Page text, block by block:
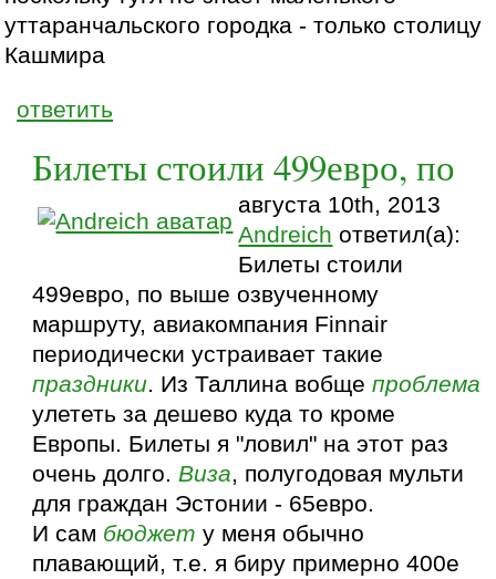
уттаранчальского городка - только столицу
Кашмира
ответить
Билеты стоили 499евро, по
августа 10th, 2013
Andreich ответил(а):
Билеты стоили
499евро, по выше озвученному
маршруту, авиакомпания Finnair
периодически устраивает такие
праздники. Из Таллина вобщепроблема
улететь за дешево куда то кроме
Европы. Билеты я "ловил" на этот раз
очень долго.Виза, полугодовая мульти
для граждан Эстонии - 65евро.
И сам бюджет у меня обычно
плавающий, т.е. я биру примерно 400е